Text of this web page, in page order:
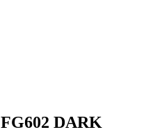
FG602 DARK